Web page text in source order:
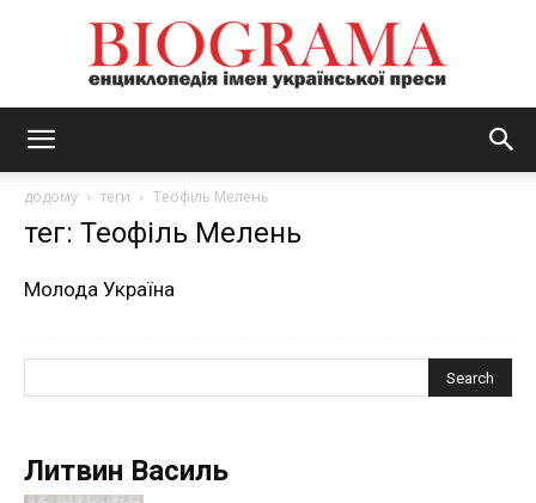
додому теги Теофіль Мелень
тег: Теофіль Мелень
Молода Україна
Литвин Василь